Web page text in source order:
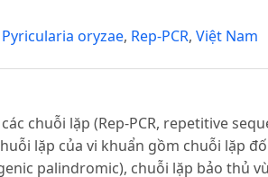
Pyricularia oryzae, Rep-PCR,Việt Nam
chuỗi lặp (Rep-PCR, repetitive
lặp của vi khuẩn gồm chuỗi lặp
palindromic), chuỗi lặp bảo thủ